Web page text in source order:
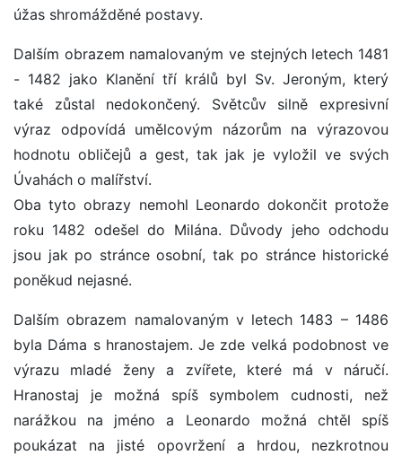
úžas shromážděné postavy.
Dalším obrazem namalovaným ve stejných letech 1481
- 1482 jako Klanění tří králů byl Sv. Jeroným, který
také zůstal nedokončený. Světcův silně expresivní
výraz odpovídá umělcovým názorům na výrazovou
hodnotu obličejů a gest, tak jak je vyložil ve svých
Úvahách o malířství.
Oba tyto obrazy nemohl Leonardo dokončit protože
roku 1482 odešel do Milána. Důvody jeho odchodu
jsou jak po stránce osobní, tak po stránce historické
poněkud nejasné.
Dalším obrazem namalovaným v letech 1483 – 1486
byla Dáma s hranostajem. Je zde velká podobnost ve
výrazu mladé ženy a zvířete, které má v náručí.
Hranostaj je možná spíš symbolem cudnosti, než
narážkou na jméno a Leonardo možná chtěl spíš
poukázat na jisté opovržení a hrdou, nezkrotnou